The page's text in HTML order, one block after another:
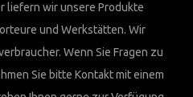
liefern wir unsere Produkte
und Werkstätten. Wir
Wenn Sie Fragen zu
Sie bitte Kontakt mit einem